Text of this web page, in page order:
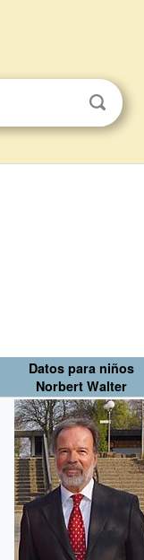
Datos para niños
Norbert Walter